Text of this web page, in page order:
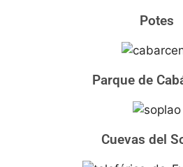
Potes
Parque de
Cuevas del